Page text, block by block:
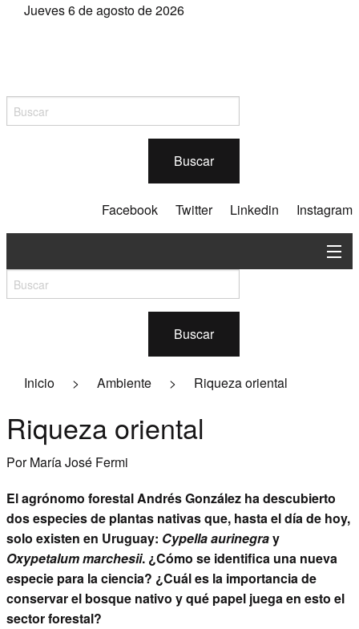
Jueves 6 de agosto de 2026
Buscar
Facebook Twitter Linkedin Instagram
En contexto
Economía
Logística
Ambiente
Pasó y pasará
Empresariales
Contacto
Suscribite a la revista
Buscar
Inicio > Ambiente > Riqueza oriental
Riqueza oriental
Por María José Fermi
El agrónomo forestal Andrés González ha descubierto
dos especies de plantas nativas que, hasta el día de hoy,
solo existen en Uruguay: Cypella aurinegray
Oxypetalum marchesii. ¿Cómo se identifica una nueva
especie para la ciencia? ¿Cuál es la importancia de
conservar el bosque nativo y qué papel juega en esto el
sector forestal?